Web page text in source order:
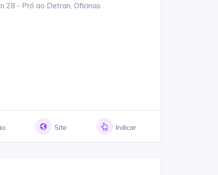
28 - Pró ao Detran, Oficinas
Site Indicar